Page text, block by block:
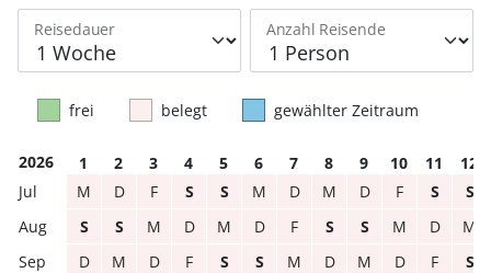
Reisedauer Anzahl Reisende
frei belegt gewählter Zeitraum
2026 1 2 3 4 5 6 7 8 9 10 11
12
M
D F S S M D M D F S
S
S
S M D M D F S S M D
M
D
M D F S S M D M D F
S